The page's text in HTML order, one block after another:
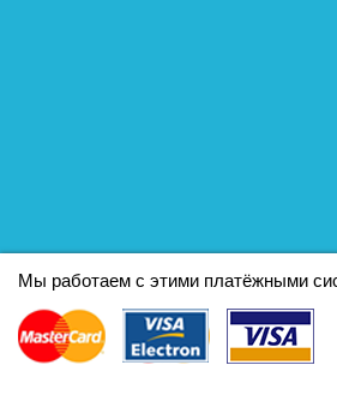
Мы работаем с этими платёжными